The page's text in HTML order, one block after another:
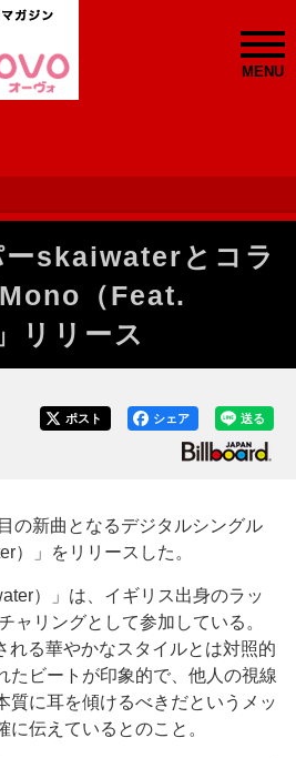
MENU
skaiwaterとコラ
（Feat.
リリース
送る
シェア
ポスト
の新曲となるデジタルシングル
）」をリリースした。
）」は、イギリス出身のラッ
ャリングとして参加している。
れる華やかなスタイルとは対照的
たビートが印象的で、他人の視線
質に耳を傾けるべきだというメッ
伝えているとのこと。